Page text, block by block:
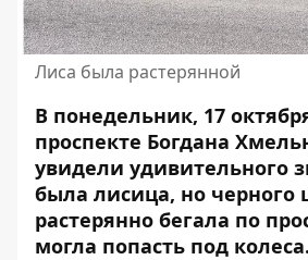
Лиса была растерянной
В понедельник, 17
проспекте Богдана
увидели удивительного
была лисица, но черного
растерянно бегала по
могла попасть под колеса.